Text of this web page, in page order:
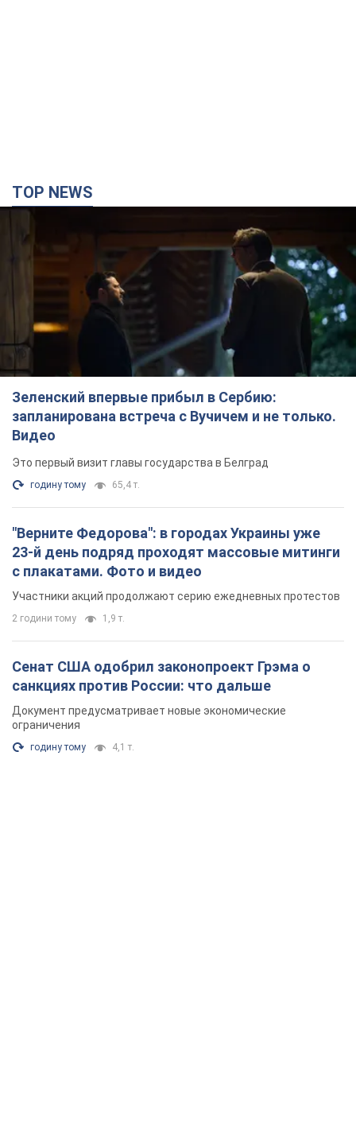
TOP NEWS
Зеленский впервые прибыл в Сербию:
запланирована встреча с Вучичем и не только.
Видео
Это первый визит главы государства в Белград
годину тому 65,4 т.
"Верните Федорова": в городах Украины уже
23-й день подряд проходят массовые митинги
с плакатами. Фото и видео
Участники акций продолжают серию ежедневных протестов
2 години тому 1,9 т.
Сенат США одобрил законопроект Грэма о
санкциях против России: что дальше
Документ предусматривает новые экономические
ограничения
годину тому 4,1 т.